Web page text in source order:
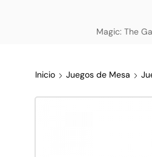
Magic: The
Inicio Juegos de Mesa